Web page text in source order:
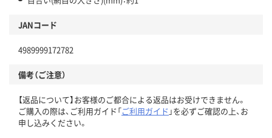
JANコード
4989999172782
備考（ご注意）
【返品について】お客様のご都合による返品はお受けできません。
ご購入の際は、ご利用ガイド「ご利用ガイド 」を必ずご確認の上、お
申し込みください。